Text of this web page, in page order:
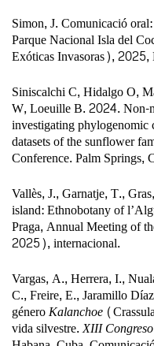
Simon, J. Comunicació oral:
Parque Nacional Isla del
Exóticas Invasoras),
Siniscalchi C, Hidalgo O,
W, Loeuille B. 2024. Non-
investigating
datasets of the sunflower
Conference. Palm Springs,
Vallès, J., Garnatje, T.,
island: Ethnobotany of
Praga, Annual Meeting of
2025), internacional.
Vargas, A., Herrera, I.,
C., Freire, E., Jaramillo
géneroKalanchoe
vida silvestre.XIII